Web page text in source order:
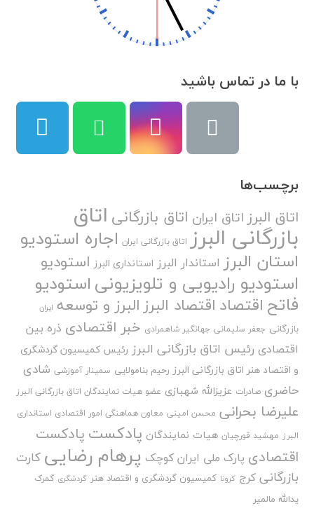
با ما در تماس باشید
برچسب‌ها
اتاق البرزاتاق ایران اتاق بازرگانی اتاق
بازرگانی البرز اتاق بازرگانی ایران اجاره استودیو
استان البرز استاندار البرز استانداری البرز استودیو
استودیو رادیویی و تلویزیونیاستودیو
فاتح اقتصاد اقتصاد البرزالبرز و توسعه ایران
بازرگانی جعفر سلیمانی جهانگیر شاهمرادی خبر اقتصادی ذره بین
اقتصادی رئیس اتاق بازرگانی البرز رئیس کمیسیون گردشگری
و اقتصاد هنر اتاق بازرگانی البرز رحیم بنامولایی سمینار آموزشی شادی
حاضری صادرات عزیزالله شهبازی عضو هیات نمایندگان اتاق بازرگانی البرز
علیرضا بحرانی محسن امینی معاون هماهنگی امور اقتصادی استانداری
البرز مهشید قورچیان هیات نمایندگان پادکست پادکست
اقتصادی پارک ملی ایران کوچک پرهام رضایی کارت
بازرگانی کرج کرونا کمیسیون گردشگری و اقتصاد هنر گردشگری گمرک
یدالله مالمیر